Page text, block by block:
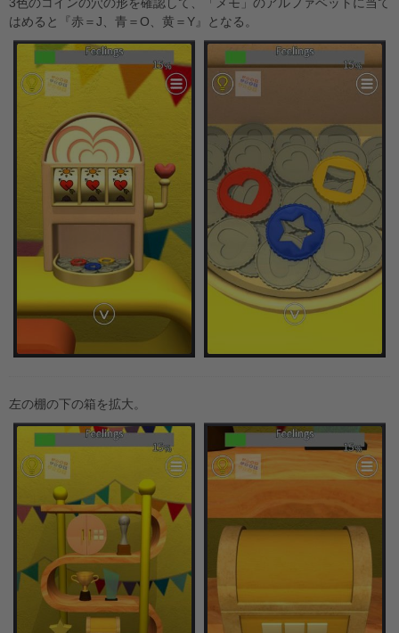
はめると『赤＝J、青＝O、黄＝Y』となる。
左の棚の下の箱を拡大。